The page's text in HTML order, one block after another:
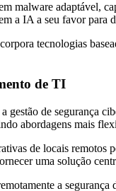
malware adaptável,
a IA a seu favor para
tecnologias
de TI
gestão de segurança
abordagens mais
de locais
uma solução
a